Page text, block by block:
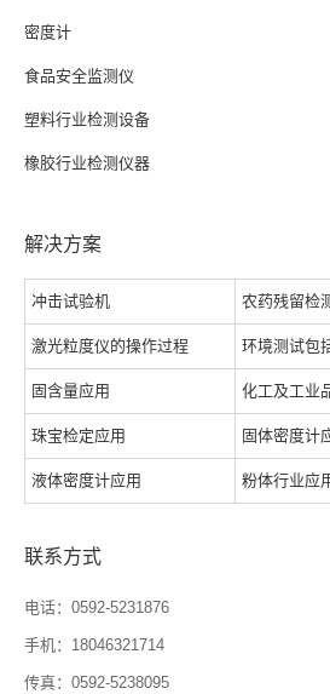
密度计
食品安全监测仪
塑料行业检测设备
橡胶行业检测仪器
解决方案
冲击试验机 农药残留检
激光粒度仪的操作过程 环境测试包
固含量应用 化工及工业
珠宝检定应用 固体密度计
液体密度计应用 粉体行业应
联系方式
电话：0592-5231876
手机：18046321714
传真：0592-5238095